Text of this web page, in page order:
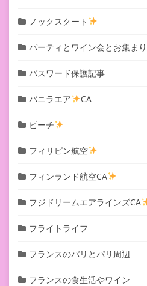
ノックスクート
パーティとワイン会とお集まり
パスワード保護記事
バニラエア CA
ピーチ
フィリピン航空
フィンランド航空CA
フジドリームエアラインズCA
フライトライフ
フランスのパリとパリ周辺
フランスの食生活やワイン